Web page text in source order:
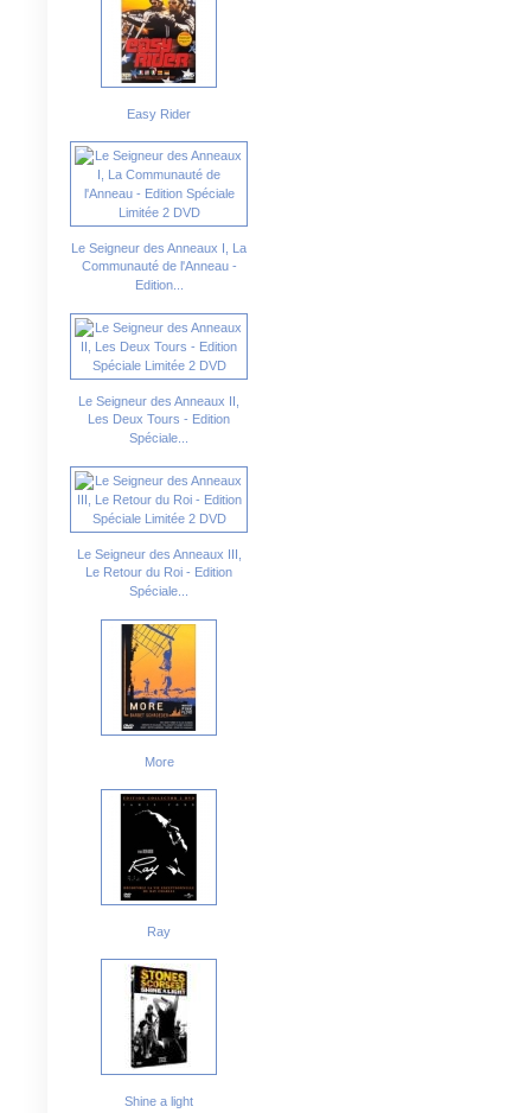
Easy Rider
Le Seigneur des Anneaux I, La
Communauté de l'Anneau -
Edition...
Le Seigneur des Anneaux II,
Les Deux Tours - Edition
Spéciale...
Le Seigneur des Anneaux III,
Le Retour du Roi - Edition
Spéciale...
More
Ray
Shine a light